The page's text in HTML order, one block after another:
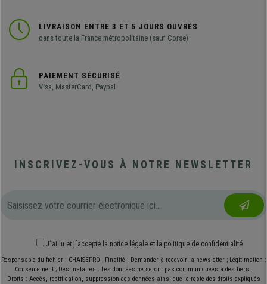
LIVRAISON ENTRE 3 ET 5 JOURS OUVRÉS
dans toute la France métropolitaine (sauf Corse)
PAIEMENT SÉCURISÉ
Visa, MasterCard, Paypal
INSCRIVEZ-VOUS À NOTRE NEWSLETTER
J´ai lu et j´accepte la notice légale et la politique de confidentialité
Responsable du fichier : CHAISEPRO ; Finalité : Demander à recevoir la newsletter ; Légitimation :
Consentement ; Destinataires : Les données ne seront pas communiquées à des tiers ;
Droits : Accès, rectification, suppression des données ainsi que le reste des droits expliqués